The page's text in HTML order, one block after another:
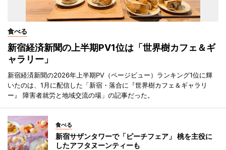
食べる
新宿経済新聞の上半期PV1位は「世界樹カフェ＆ギ
ャラリー」
新宿経済新聞の2026年上半期PV（ページビュー）ランキング1位に輝
いたのは、1月に配信した「新宿・落合に『世界樹カフェ＆ギャラリ
ー』 障害者就労と地域交流の場」の記事だった。
食べる
新宿サザンタワーで「ピーチフェア」 桃を主役に
したアフタヌーンティーも